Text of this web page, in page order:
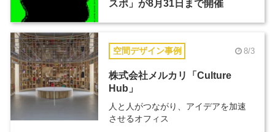
スポ」が8月31日まで開催
空間デザイン事例 8/3
株式会社メルカリ「Culture
Hub」
人と人がつながり、アイデアを加速
させるオフィス